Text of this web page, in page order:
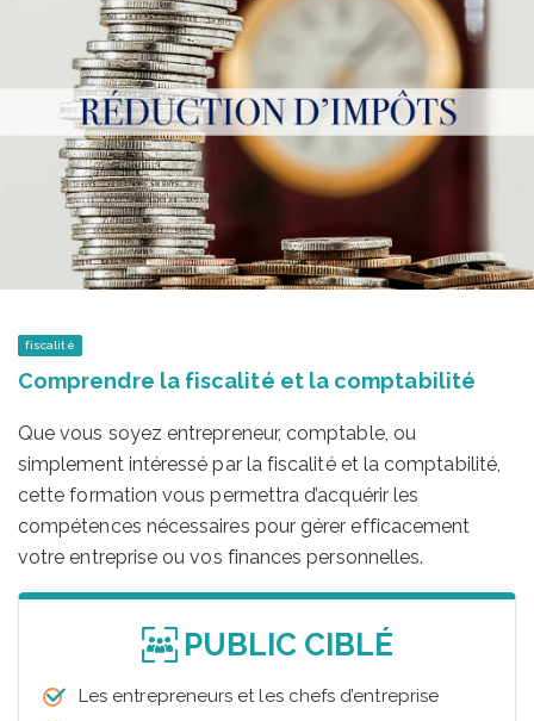
fiscalité
Comprendre la fiscalité et la comptabilité
Que vous soyez entrepreneur, comptable, ou
simplement intéressé par la fiscalité et la comptabilité,
cette formation vous permettra d’acquérir les
compétences nécessaires pour gérer efficacement
votre entreprise ou vos finances personnelles.
PUBLIC CIBLÉ
Les entrepreneurs et les chefs d’entreprise